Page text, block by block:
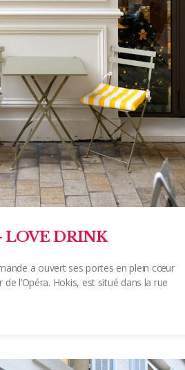
LOVE DRINK
a ouvert ses portes en plein cœur
l’Opéra. Hokis, est situé dans la rue